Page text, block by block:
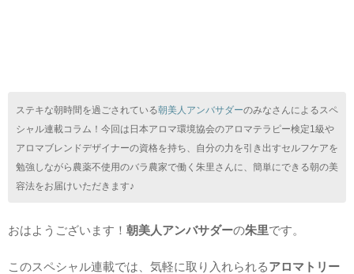
ステキな朝時間を過ごされている朝美人アンバサダーのみなさんによるスペ
シャル連載コラム！今回は日本アロマ環境協会のアロマテラピー検定1級や
アロマブレンドデザイナーの資格を持ち、自分の力を引き出すセルフケアを
勉強しながら農薬不使用のバラ農家で働く朱里さんに、簡単にできる朝の美
容法をお届けいただきます♪
おはようございます！ 朝美人アンバサダーの朱里です。
このスペシャル連載では、気軽に取り入れられるアロマトリー